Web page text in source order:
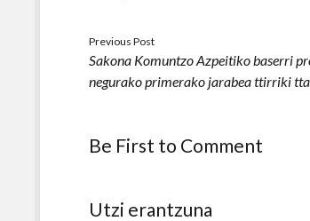
Previous Post
Sakona Komuntzo Azpeitiko baserri
negurako primerako jarabea ttirriki
Be First to Comment
Utzi erantzuna